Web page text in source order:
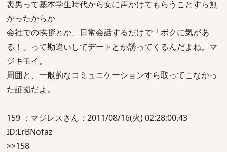
喪男って基本学生時代から女に声かけてもらうことすら無
かったからか
会社での挨拶とか、日常会話するだけで「ボクに気があ
る！」って勘違いしてデートとか誘ってくるんだよね。マ
ジキモイ。
周囲と、一般的なコミュニケーションすら取ってこなかっ
た証拠だよ。
159 ：マジレスさん：2011/08/16(火) 02:28:00.43
ID:LrBNofaz
>>158